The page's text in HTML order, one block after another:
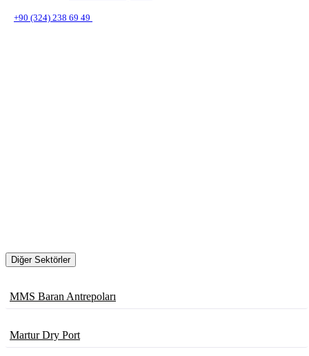
+90 (324) 238 69 49
Diğer Sektörler
MMS Baran Antrepoları
Martur Dry Port